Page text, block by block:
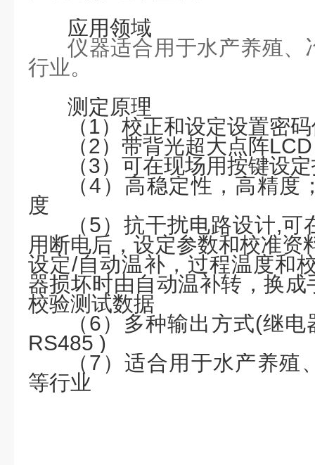
应用领域
仪器适合用于水产养殖、
行业。
测定原理
（1） 校正和设定设置密
（2） 带背光超大点阵LCD
（3） 可在现场用按键设
（4 ） 高稳定性，高精度
度
（5） 抗干扰电路设计,可
用断电后 ，设定参数和校准资
设定/自动温补 ， 过程温度和
器损坏时由自动温补转 ，换成
校验测试数据
（6） 多种输出方式(继电
RS485 )
（7 ）适合用于水产养殖
等行业